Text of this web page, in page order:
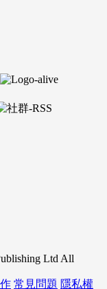
Ltd All
常見問題 隱私權